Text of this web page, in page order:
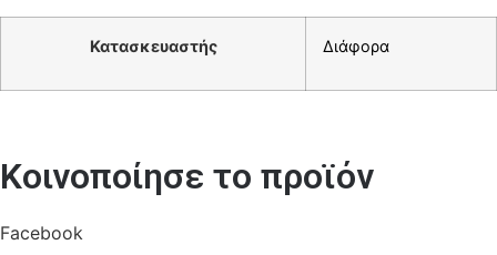
Κατασκευαστής Διάφορα
Κοινοποίησε το προϊόν
Facebook